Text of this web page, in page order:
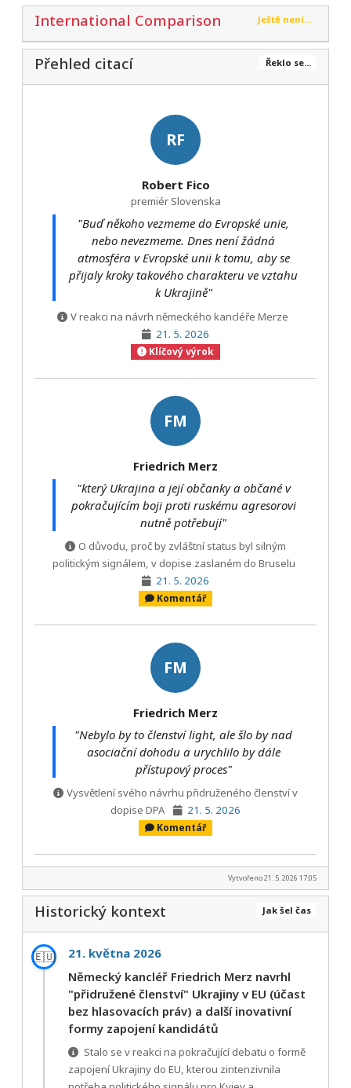
Ještě není...
International Comparison
Řeklo se...
Přehled citací
RF
Robert Fico
premiér Slovenska
"Buď někoho vezmeme do Evropské unie,
nebo nevezmeme. Dnes není žádná
atmosféra v Evropské unii k tomu, aby se
přijaly kroky takového charakteru ve vztahu
k Ukrajině"
V reakci na návrh německého kancléře Merze
21. 5. 2026
Klíčový výrok
FM
Friedrich Merz
"který Ukrajina a její občanky a občané v
pokračujícím boji proti ruskému agresorovi
nutně potřebují"
O důvodu, proč by zvláštní status byl silným
politickým signálem, v dopise zaslaném do Bruselu
21. 5. 2026
Komentář
FM
Friedrich Merz
"Nebylo by to členství light, ale šlo by nad
asociační dohodu a urychlilo by dále
přístupový proces"
Vysvětlení svého návrhu přidruženého členství v
dopise DPA
21. 5. 2026
Komentář
Vytvořeno 21. 5. 2026 17:05
Jak šel čas
Historický kontext
🇪🇺
21. května 2026
Německý kancléř Friedrich Merz navrhl
"přidružené členství" Ukrajiny v EU (účast
bez hlasovacích práv) a další inovativní
formy zapojení kandidátů
Stalo se v reakci na pokračující debatu o formě
zapojení Ukrajiny do EU, kterou zintenzivnila